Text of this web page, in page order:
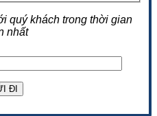
quý khách trong thời gian
nhất